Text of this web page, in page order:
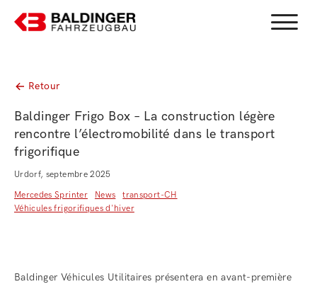
Menu
Retour
Baldinger Frigo Box – La construction légère
rencontre l’électromobilité dans le transport
frigorifique
Urdorf, septembre 2025
Mercedes Sprinter
News
transport-CH
Véhicules frigorifiques d'hiver
Baldinger Véhicules Utilitaires présentera en avant-première